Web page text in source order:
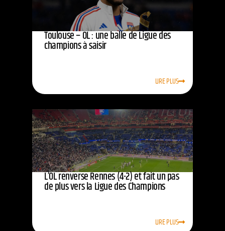
Toulouse – OL : une balle de Ligue des
champions à saisir
LIRE PLUS
L’OL renverse Rennes (4-2) et fait un pas
de plus vers la Ligue des Champions
LIRE PLUS